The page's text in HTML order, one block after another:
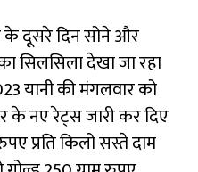
दूसरे दिन सोने और
सिलसिला देखा जा रहा
यानी की मंगलवार को
के नए रेट्स जारी कर दिए
प्रति किलो सस्ते दाम